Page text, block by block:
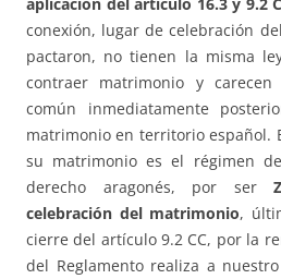
aplicación del artículo 16.3 y 9.2
conexión, lugar de celebración
pactaron, no tienen la misma
contraer matrimonio y
común inmediatamente
matrimonio en territorio español.
su matrimonio es el régimen
derecho aragonés, por ser
celebración del matrimonio,
cierre del artículo 9.2 CC, por la
del Reglamento realiza a